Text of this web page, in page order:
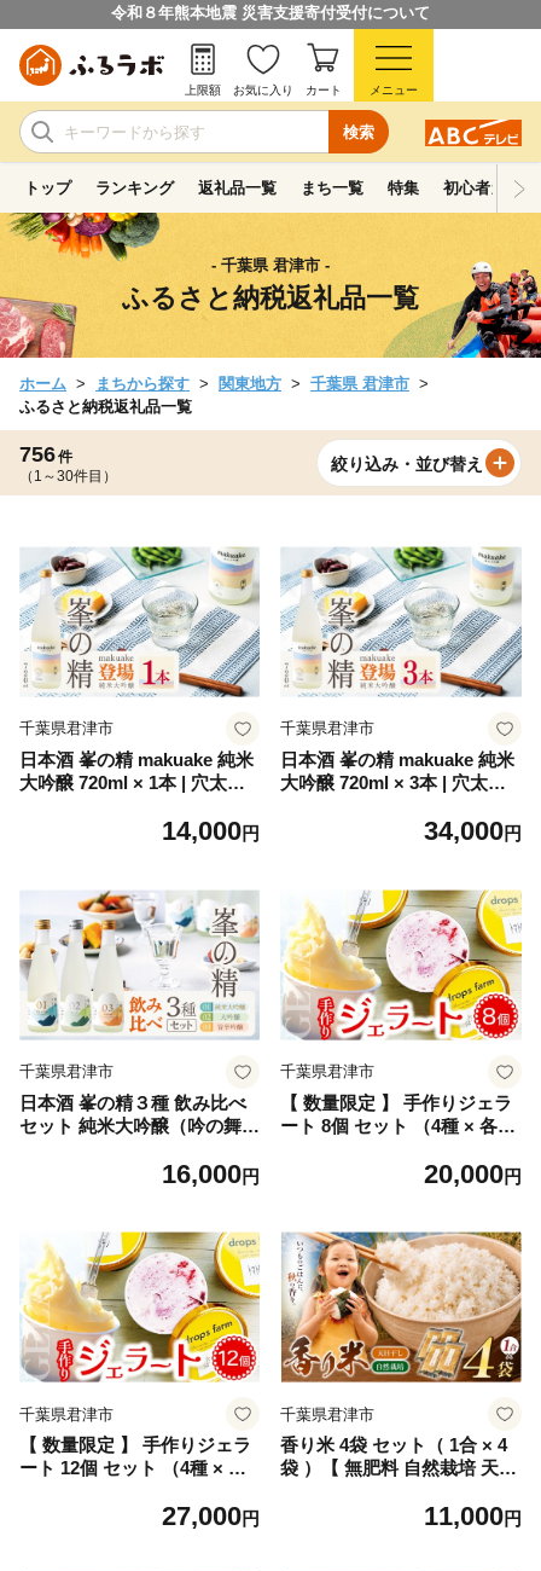
令和８年熊本地震 災害支援寄付受付について
検索
上限額 お気に入り カート メニュー
トップ ランキング 返礼品一覧 まち一覧 特集 初心者ガイド
- 千葉県 君津市 -
ふるさと納税返礼品一覧
ホーム まちから探す 関東地方
千葉県 君津市
ふるさと納税返礼品一覧
756件
（1～30件目）
絞り込み・並び替え
千葉県君津市
日本酒 峯の精 makuake 純米
大吟醸 720ml × 1本 | 穴太商
まくあけ 東京サミット 乾杯
14,000円
千葉県君津市
日本酒 峯の精 makuake 純米
大吟醸 720ml × 3本 | 穴太商
まくあけ 東京サミット 乾杯
34,000円
千葉県君津市
日本酒 峯の精３種 飲み比べ
セット 純米大吟醸（吟の舞）
辛吟醸酒（ぎんから） 300ml
ット 乾杯酒 お祝い ご褒美 ギ
フト 送料無料 君津市 千葉県
16,000円
千葉県君津市
【 数量限定 】 手作りジェラ
ート 8個 セット （4種 × 各2
スファーム 地域地消 てづく
子 いちじく レモン ラズベリ
ー ブラックベリー トマト 紅
茶 オススメ 千葉県 君津市 き
みつ
20,000円
千葉県君津市
【 数量限定 】 手作りジェラ
ート 12個 セット （4種 × 各3
スファーム 地域地消 てづく
27,000円
千葉県君津市
香り米 4袋 セット（ 1合 × 4
袋 ）【 無肥料 自然栽培 天日
不使用 】 | ののま自然農園
11,000円